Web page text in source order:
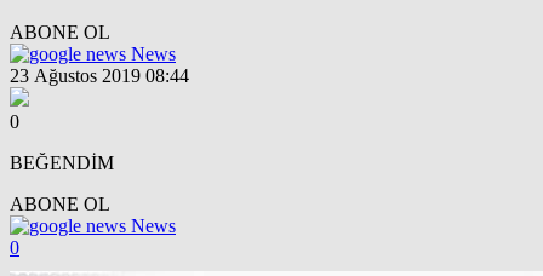
ABONE OL
News
23 Ağustos 2019 08:44
0
BEĞENDİM
ABONE OL
News
0